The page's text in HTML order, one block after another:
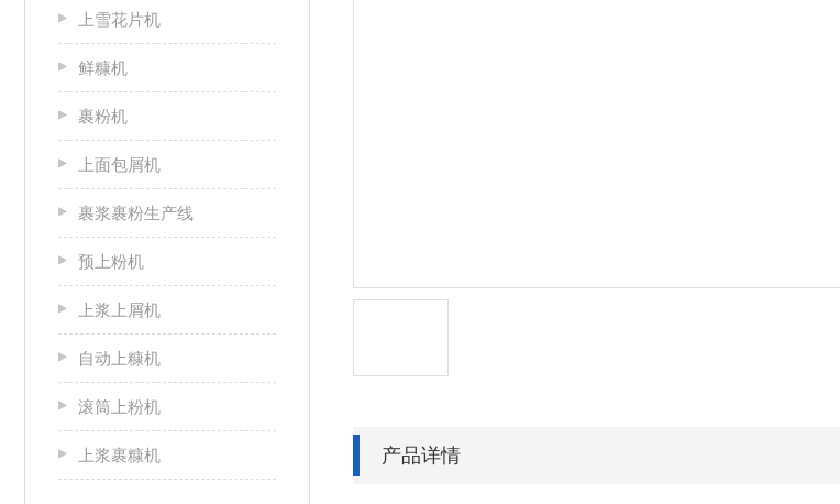
上雪花片机
鲜糠机
裹粉机
上面包屑机
裹浆裹粉生产线
预上粉机
上浆上屑机
自动上糠机
滚筒上粉机
上浆裹糠机 产品详情